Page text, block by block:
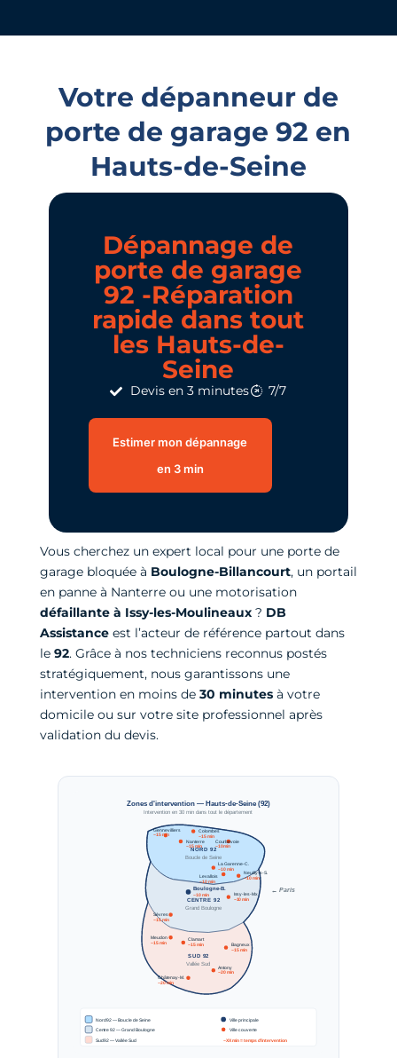
Votre dépanneur de
porte de garage 92 en
Hauts-de-Seine
Dépannage de
porte de garage
92 -Réparation
rapide dans tout
les Hauts-de-
Seine
Devis en 3 minutes 7/7
Estimer mon dépannage
en 3 min
Vous cherchez un expert local pour une porte de
garage bloquée à Boulogne-Billancourt, un portail
en panne à Nanterre ou une motorisation
défaillante à Issy-les-Moulineaux? DB
Assistanceest l’acteur de référence partout dans
le92. Grâce à nos techniciens reconnus postés
stratégiquement, nous garantissons une
intervention en moins de 30 minutesà votre
domicile ou sur votre site professionnel après
validation du devis.